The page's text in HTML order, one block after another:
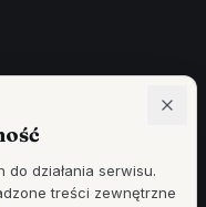
działania serwisu.
treści zewnętrzne